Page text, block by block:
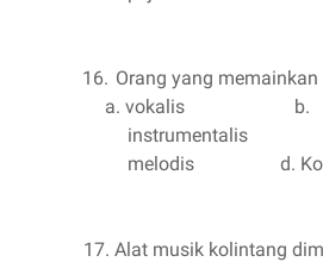
16. Orang yang
a. vokalis
b.
instrumentalis
melodis
d.
17. Alat musik kolintang